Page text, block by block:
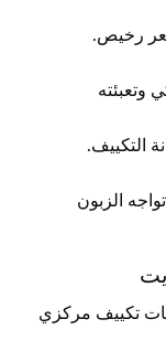
رخيص.
وتعبئته
التكييف.
الزبون
تكييف مركزي